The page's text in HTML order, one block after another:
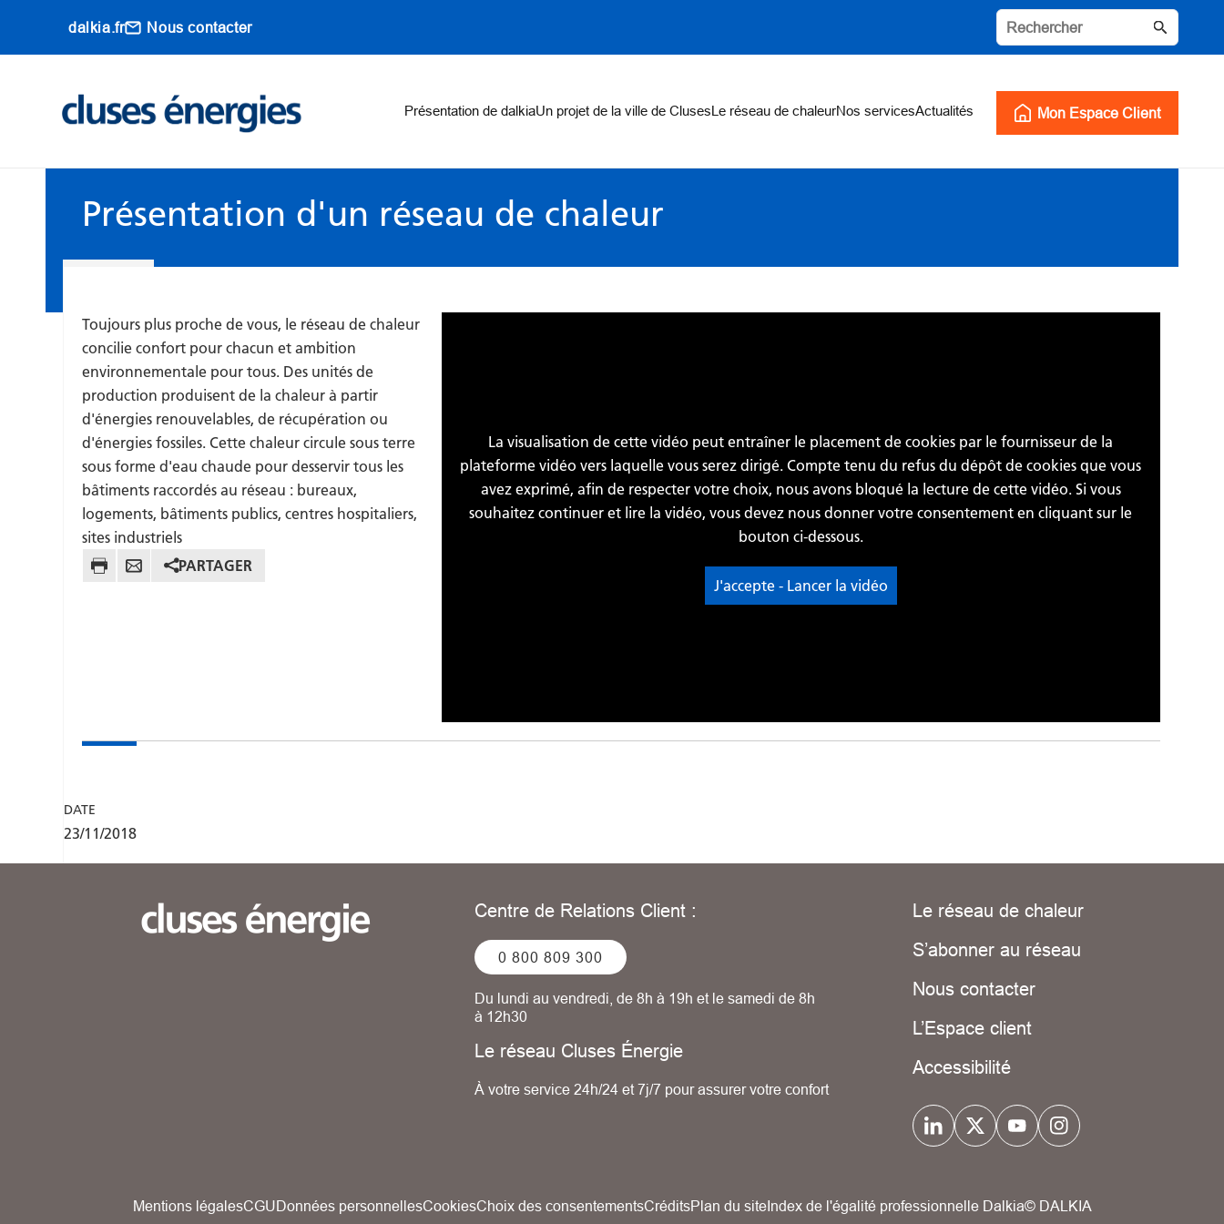
dalkia.fr Nous contacter
Présentation de dalkiaUn projet de la ville de ClusesLe réseau de chaleurNos servicesActualités Mon Espace Client
Présentation d'un réseau de chaleur
La visualisation de cette vidéo peut entraîner le placement de cookies par le fournisseur de la
plateforme vidéo vers laquelle vous serez dirigé. Compte tenu du refus du dépôt de cookies que vous
avez exprimé, afin de respecter votre choix, nous avons bloqué la lecture de cette vidéo. Si vous
souhaitez continuer et lire la vidéo, vous devez nous donner votre consentement en cliquant sur le
bouton ci-dessous.
J'accepte - Lancer la vidéo
Toujours plus proche de vous, le réseau de chaleur
concilie confort pour chacun et ambition
environnementale pour tous. Des unités de
production produisent de la chaleur à partir
d'énergies renouvelables, de récupération ou
d'énergies fossiles. Cette chaleur circule sous terre
sous forme d'eau chaude pour desservir tous les
bâtiments raccordés au réseau : bureaux,
logements, bâtiments publics, centres hospitaliers,
sites industriels
PARTAGER
DATE
23/11/2018
Centre de Relations Client :
0 800 809 300
Du lundi au vendredi, de 8h à 19h et le samedi de 8h
à 12h30
Le réseau Cluses Énergie
À votre service 24h/24 et 7j/7 pour assurer votre confort
Le réseau de chaleur
S’abonner au réseau
Nous contacter
L’Espace client
Accessibilité
Mentions légalesCGUDonnées personnellesCookiesChoix des consentementsCréditsPlan du siteIndex de l'égalité professionnelle Dalkia© DALKIA